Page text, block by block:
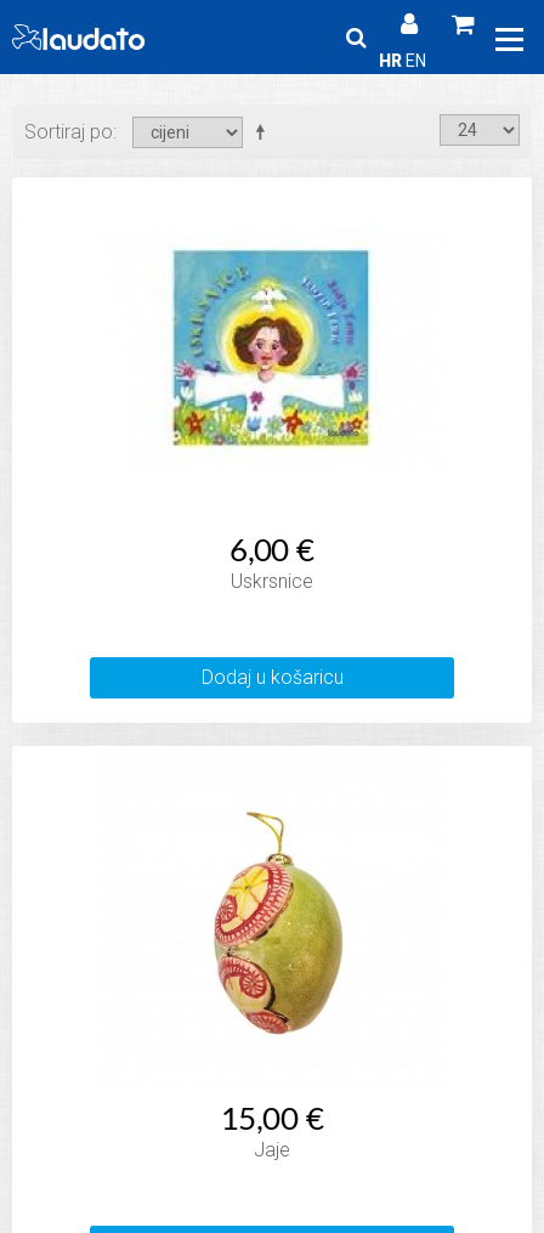
HR EN
Sortiraj po
6,00 €
Uskrsnice
Dodaj u košaricu
15,00 €
Jaje